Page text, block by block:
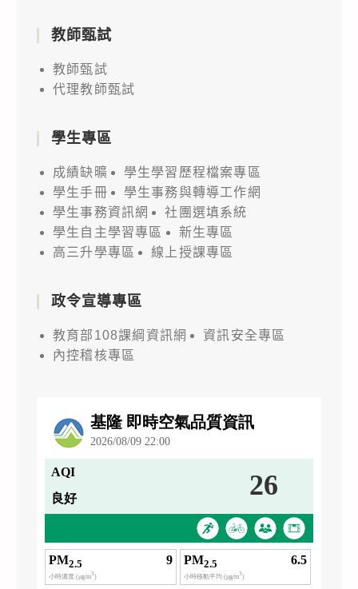
教師甄試
教師甄試
代理教師甄試
學生專區
成績缺曠
學生學習歷程檔案專區
學生手冊
學生事務與轉導工作網
學生事務資訊網
社團選填系統
學生自主學習專區
新生專區
高三升學專區
線上授課專區
政令宣導專區
教育部108課綱資訊網
資訊安全專區
內控稽核專區